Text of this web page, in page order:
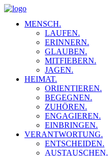
MENSCH.
LAUFEN.
ERINNERN.
GLAUBEN.
MITFIEBERN.
JAGEN.
HEIMAT.
ORIENTIEREN.
BEGEGNEN.
ZUHÖREN.
ENGAGIEREN.
EINBRINGEN.
VERANTWORTUNG.
ENTSCHEIDEN.
AUSTAUSCHEN.